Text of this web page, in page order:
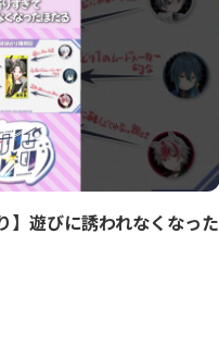
】遊びに誘われなくなった